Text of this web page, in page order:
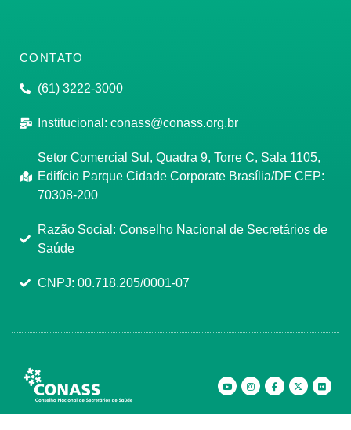
CONTATO
(61) 3222-3000
Institucional: conass@conass.org.br
Setor Comercial Sul, Quadra 9, Torre C, Sala 1105,
Edifício Parque Cidade Corporate Brasília/DF CEP:
70308-200
Razão Social: Conselho Nacional de Secretários de
Saúde
CNPJ: 00.718.205/0001-07